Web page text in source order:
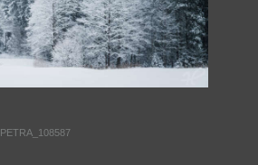
IHR BILD